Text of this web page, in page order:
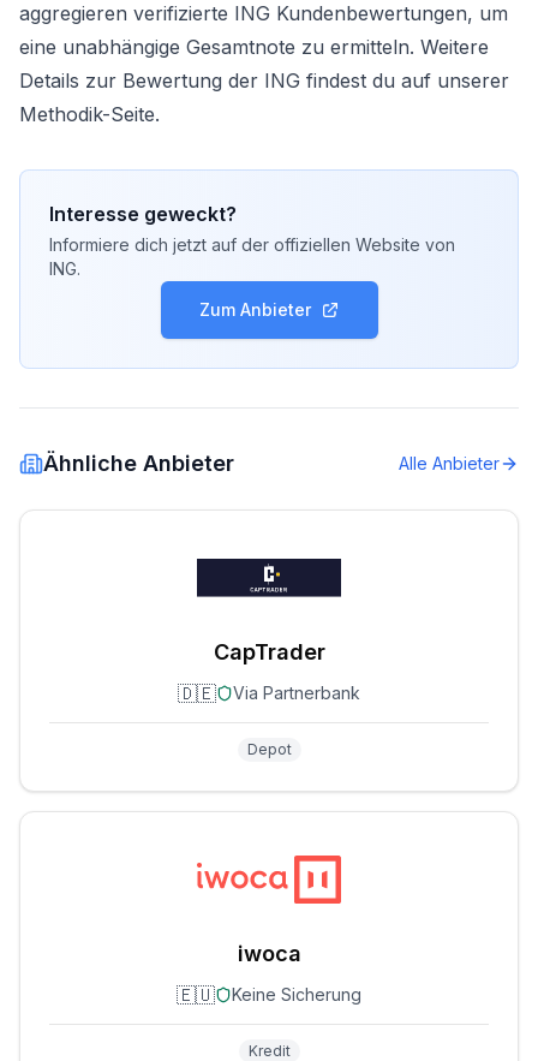
aggregieren verifizierte ING Kundenbewertungen, um
eine unabhängige Gesamtnote zu ermitteln. Weitere
Details zur Bewertung der ING findest du auf unserer
Methodik-Seite.
Interesse geweckt?
Informiere dich jetzt auf der offiziellen Website von
ING.
Zum Anbieter
Ähnliche Anbieter Alle Anbieter
CapTrader
🇩🇪 Via Partnerbank
Depot
iwoca
🇪🇺 Keine Sicherung
Kredit